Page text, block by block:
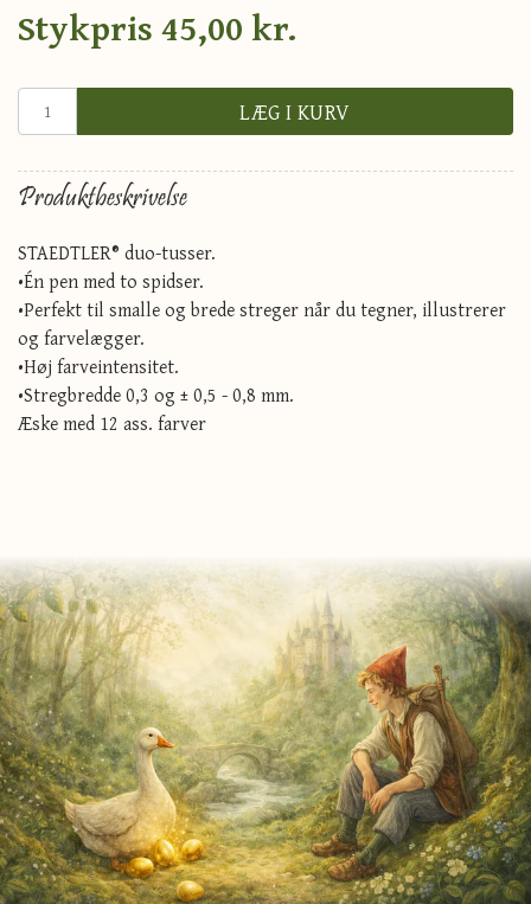
Stykpris45,00 kr.
LÆG I KURV
Produktbeskrivelse
STAEDTLER® duo-tusser.
•Én pen med to spidser.
•Perfekt til smalle og brede streger når du tegner, illustrerer
og farvelægger.
•Høj farveintensitet.
•Stregbredde 0,3 og ± 0,5 - 0,8 mm.
Æske med 12 ass. farver